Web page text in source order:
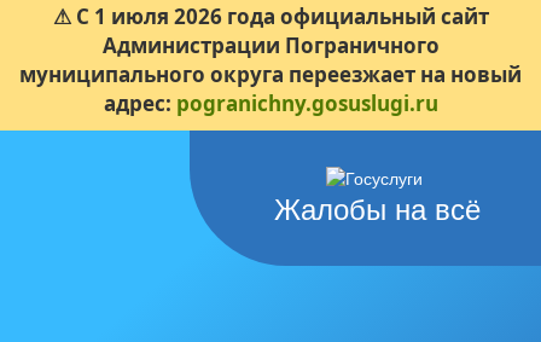
⚠ С 1 июля 2026 года официальный сайт
Администрации Пограничного
муниципального округа переезжает на новый
адрес: pogranichny.gosuslugi.ru
Жалобы на всё